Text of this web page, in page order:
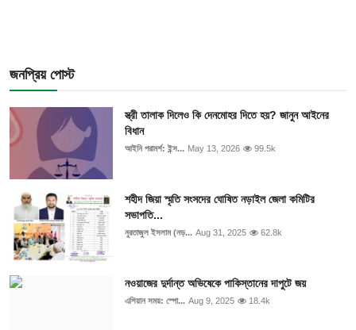
জনপ্রিয় পোস্ট
স্ত্রী তালাক দিলেও কি দেনমোহর দিতে হয়? জানুন আইনের
বিধান
আইনি পরামর্শ: ইন্স... May 13, 2026 99.5k
শহীদ জিয়া স্মৃতি সংসদের ঘোষিত নড়াইল জেলা কমিটির
সভাপতি...
নুরতাজুল ইসলাম (নড়... Aug 31, 2025 62.8k
নওয়াজের দুর্দান্ত অভিষেকে পাকিস্তানের দাপুটে জয়
এশিয়ান সময়: স্পো... Aug 9, 2025 18.4k